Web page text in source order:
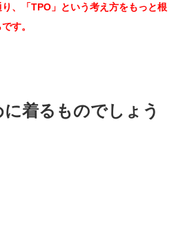
、「TPO」という考え方をもっと根
す。
着るものでしょう